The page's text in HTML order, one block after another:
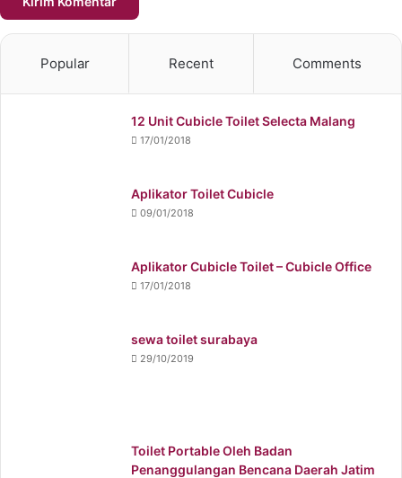
Popular Recent Comments
12 Unit Cubicle Toilet Selecta Malang
17/01/2018
Aplikator Toilet Cubicle
09/01/2018
Aplikator Cubicle Toilet – Cubicle Office
17/01/2018
sewa toilet surabaya
29/10/2019
Toilet Portable Oleh Badan
Penanggulangan Bencana Daerah Jatim